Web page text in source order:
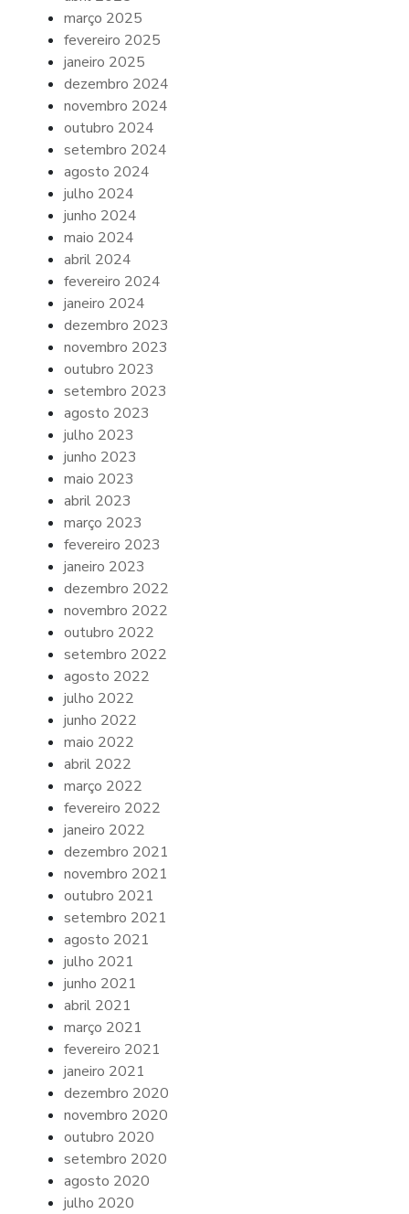
março 2025
fevereiro 2025
janeiro 2025
dezembro 2024
novembro 2024
outubro 2024
setembro 2024
agosto 2024
julho 2024
junho 2024
maio 2024
abril 2024
fevereiro 2024
janeiro 2024
dezembro 2023
novembro 2023
outubro 2023
setembro 2023
agosto 2023
julho 2023
junho 2023
maio 2023
abril 2023
março 2023
fevereiro 2023
janeiro 2023
dezembro 2022
novembro 2022
outubro 2022
setembro 2022
agosto 2022
julho 2022
junho 2022
maio 2022
abril 2022
março 2022
fevereiro 2022
janeiro 2022
dezembro 2021
novembro 2021
outubro 2021
setembro 2021
agosto 2021
julho 2021
junho 2021
abril 2021
março 2021
fevereiro 2021
janeiro 2021
dezembro 2020
novembro 2020
outubro 2020
setembro 2020
agosto 2020
julho 2020